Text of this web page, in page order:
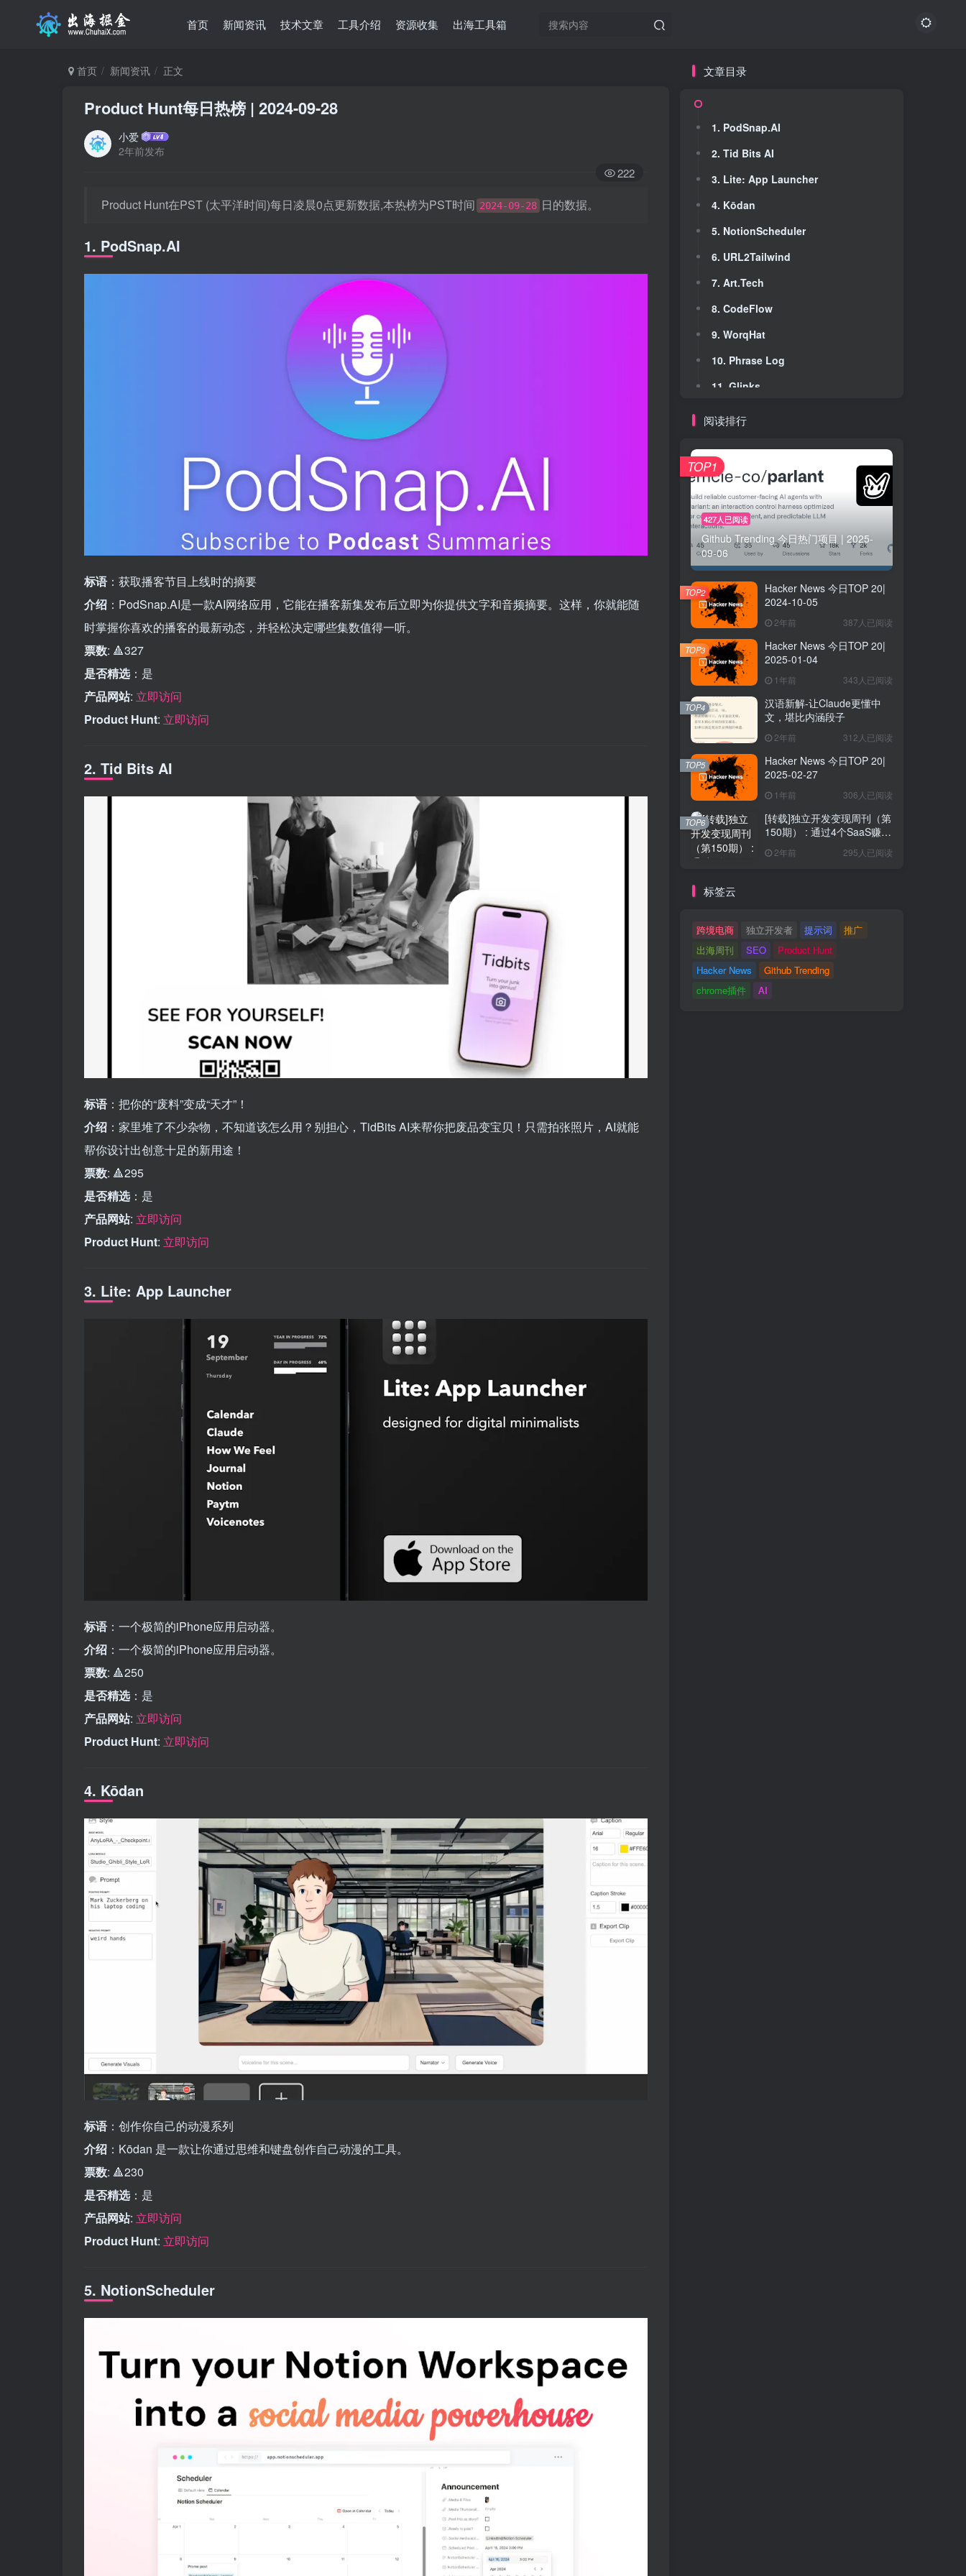
首页 新闻资讯 技术文章 工具介绍 资源收集 出海工具箱
首页 新闻资讯 正文
Product Hunt每日热榜 | 2024-09-28
小爱
2年前发布
222
Product Hunt在PST (太平洋时间)每日凌晨0点更新数据,本热榜为PST时间 2024-09-28 日的数据。
1. PodSnap.AI
标语 ：获取播客节目上线时的摘要
介绍 ：PodSnap.AI是一款AI网络应用，它能在播客新集发布后立即为你提供文字和音频摘要。这样，你就能随
时掌握你喜欢的播客的最新动态，并轻松决定哪些集数值得一听。
票数: 🔺327
是否精选：是
产品网站: 立即访问
Product Hunt: 立即访问
2. Tid Bits AI
标语 ：把你的“废料”变成“天才”！
介绍 ：家里堆了不少杂物，不知道该怎么用？别担心，TidBits AI来帮你把废品变宝贝！只需拍张照片，AI就能
帮你设计出创意十足的新用途！
票数: 🔺295
是否精选：是
产品网站: 立即访问
Product Hunt: 立即访问
3. Lite: App Launcher
标语 ：一个极简的iPhone应用启动器。
介绍 ：一个极简的iPhone应用启动器。
票数: 🔺250
是否精选：是
产品网站: 立即访问
Product Hunt: 立即访问
4. Kōdan
标语 ：创作你自己的动漫系列
介绍 ：Kōdan 是一款让你通过思维和键盘创作自己动漫的工具。
票数: 🔺230
是否精选：是
产品网站: 立即访问
Product Hunt: 立即访问
5. NotionScheduler
文章目录
1. PodSnap.AI
2. Tid Bits AI
3. Lite: App Launcher
4. Kōdan
5. NotionScheduler
6. URL2Tailwind
7. Art.Tech
8. CodeFlow
9. WorqHat
10. Phrase Log
11. Glinks
12. dMunity
14. EchoPal
15. Techbro Handbook
17. WebFill
18. Clinix - Clinic Management
19. Starters Lab
20. GPT Decoder
文章目录
1. PodSnap.AI
2. Tid Bits AI
3. Lite: App Launcher
4. Kōdan
5. NotionScheduler
6. URL2Tailwind
7. Art.Tech
8. CodeFlow
9. WorqHat
10. Phrase Log
11. Glinks
12. dMunity
14. EchoPal
15. Techbro Handbook
17. WebFill
18. Clinix - Clinic Management
19. Starters Lab
20. GPT Decoder
阅读排行
427人已阅读
Github Trending 今日热门项目 | 2025-
09-06
TOP1
Hacker News 今日TOP 20|
2024-10-05
2年前 387人已阅读
TOP2
Hacker News 今日TOP 20|
2025-01-04
1年前 343人已阅读
TOP3
汉语新解-让Claude更懂中
文，堪比内涵段子
2年前 312人已阅读
TOP4
Hacker News 今日TOP 20|
2025-02-27
1年前 306人已阅读
TOP5
[转载]独立开发变现周刊（第
150期） : 通过4个SaaS赚取
2年前 295人已阅读
TOP6
标签云
跨境电商 独立开发者 提示词
推广
出海周刊
SEO
Product Hunt
Hacker News
Github Trending
chrome插件
AI